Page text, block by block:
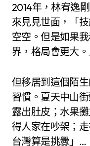
2014年，林宥逸
來見見世面，「
空空。但是如果
界，格局會更大。
但移居到這個陌
習慣。夏天中山
露出肚皮；水果
得人家在吵架；
台灣算是挑釁」…